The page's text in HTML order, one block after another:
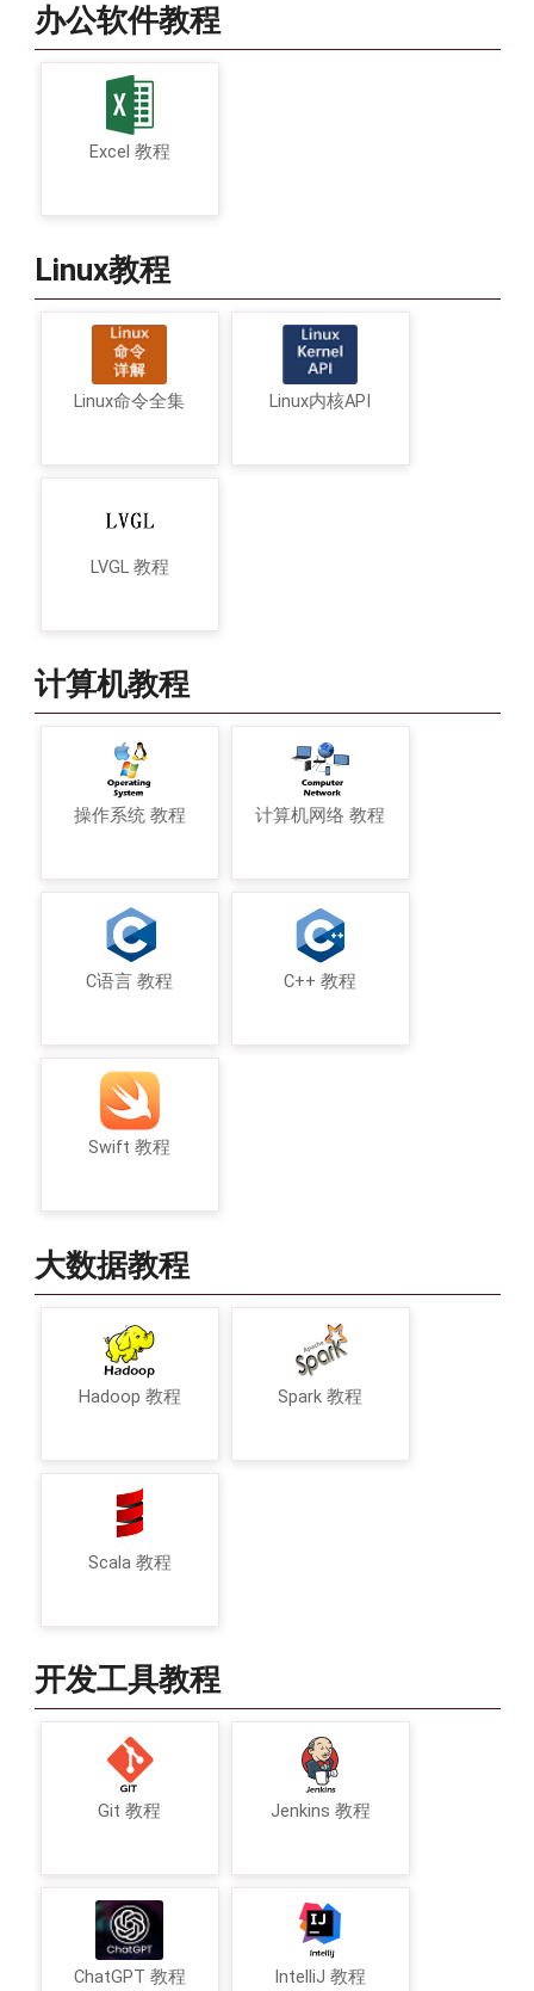
办公软件教程
Excel 教程
Linux教程
Linux命令全集 Linux内核API
LVGL 教程
计算机教程
操作系统 教程 计算机网络 教程
C语言 教程 C++ 教程
Swift 教程
大数据教程
Hadoop 教程 Spark 教程
Scala 教程
开发工具教程
Git 教程 Jenkins 教程
ChatGPT 教程 IntelliJ 教程